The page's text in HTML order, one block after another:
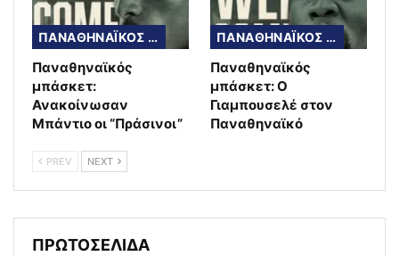
ΠΑΝΑΘΗΝΑΪΚΟΣ ΜΠΑΣΚΕΤ
Παναθηναϊκός
μπάσκετ:
Ανακοίνωσαν
Μπάντιο οι “Πράσινοι”
ΠΑΝΑΘΗΝΑΪΚΟΣ ΜΠΑΣΚΕΤ
Παναθηναϊκός
μπάσκετ: Ο
Γιαμπουσελέ στον
Παναθηναϊκό
PREV NEXT
ΠΡΩΤΟΣΕΛΙΔΑ